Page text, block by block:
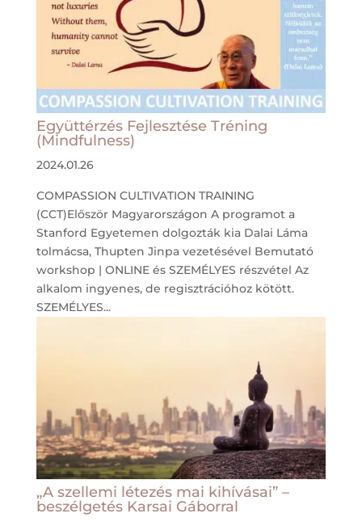
Együttérzés Fejlesztése Tréning
(Mindfulness)
2024.01.26
COMPASSION CULTIVATION TRAINING
(CCT)Először Magyarországon A programot a
Stanford Egyetemen dolgozták kia Dalai Láma
tolmácsa, Thupten Jinpa vezetésével Bemutató
workshop | ONLINE és SZEMÉLYES részvétel Az
alkalom ingyenes, de regisztrációhoz kötött.
SZEMÉLYES...
„A szellemi létezés mai kihívásai” –
beszélgetés Karsai Gáborral